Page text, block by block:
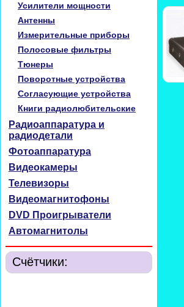
Усилители мощности
Антенны
Измерительные приборы
Полосовые фильтры
Тюнеры
Поворотные устройства
Согласующие устройства
Книги радиолюбительские
Радиоаппаратура и
радиодетали
Фотоаппаратура
Видеокамеры
Телевизоры
Видеомагнитофоны
DVD Проигрыватели
Автомагнитолы
Счётчики: